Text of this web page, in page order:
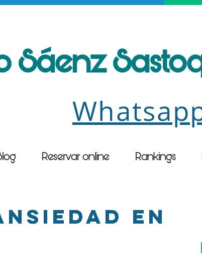
Sáenz
en
Reservar online Rankings